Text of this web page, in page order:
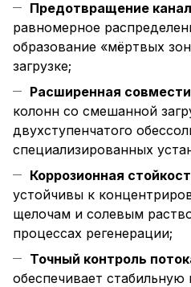
Предотвращение
равномерное
образование «мёртвых
загрузке;
Расширенная
колонн со смешанной
двухступенчатого
специализированных
Коррозионная
устойчивы к
щелочам и солевым
процессах регенерации;
Точный контроль
обеспечивает стабильную